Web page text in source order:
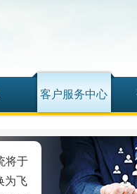
客户服务中心
将于
为飞